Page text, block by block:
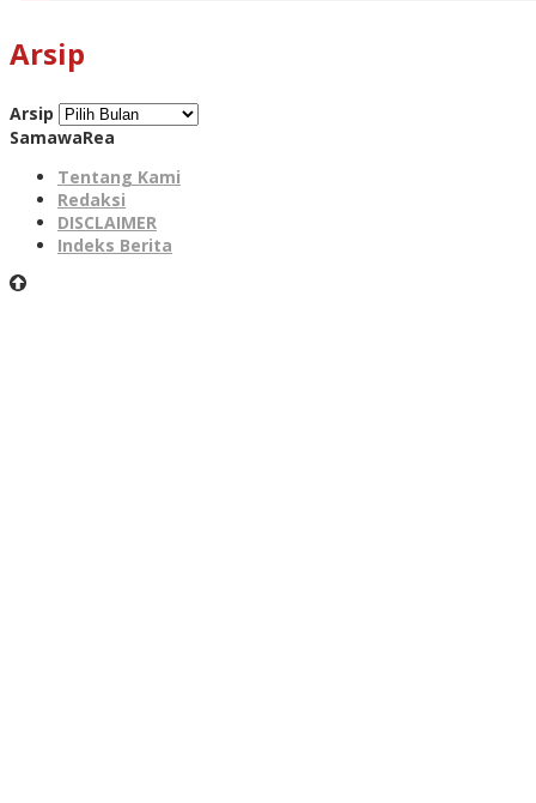
Arsip
Arsip
SamawaRea
Tentang Kami
Redaksi
DISCLAIMER
Indeks Berita